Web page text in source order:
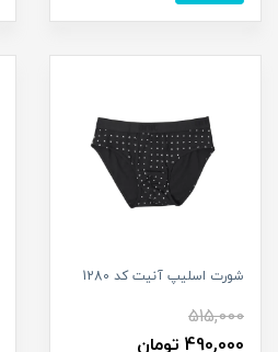
شورت اسلیپ آنیت کد 1280
515,000
490,000 تومان